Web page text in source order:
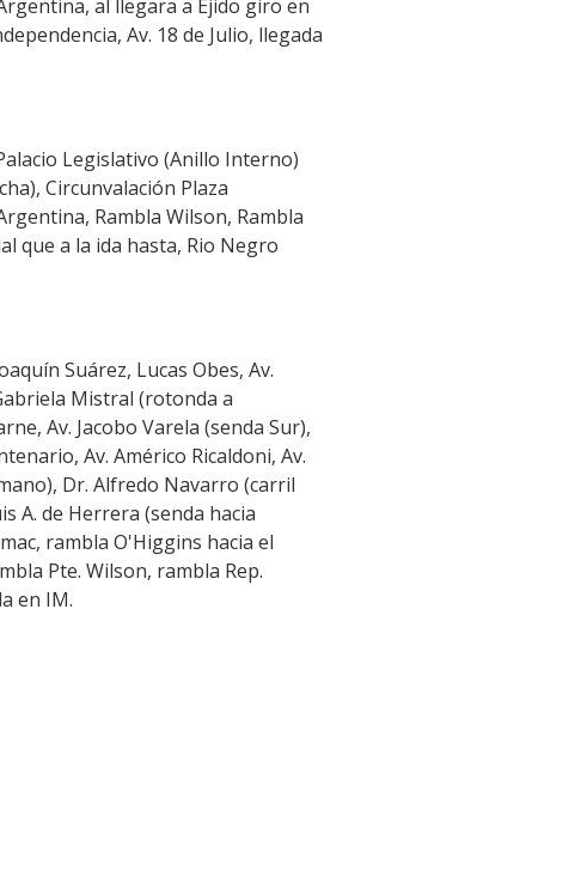
al llegara a Ejido giro en
Av. 18 de Julio, llegada
Legislativo (Anillo Interno)
Circunvalación Plaza
Rambla Wilson, Rambla
que a la ida hasta, Rio Negro
Suárez, Lucas Obes, Av.
Mistral (rotonda a
Av. Jacobo Varela (senda Sur),
Av. Américo Ricaldoni, Av.
Dr. Alfredo Navarro (carril
A. de Herrera (senda hacia
rambla O'Higgins hacia el
Pte. Wilson, rambla Rep.
en IM.